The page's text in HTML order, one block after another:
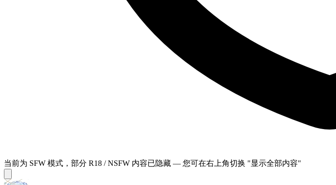
当前为 SFW 模式，部分 R18 / NSFW 内容已隐藏 — 您可在右上角切换 "显示全部内容"